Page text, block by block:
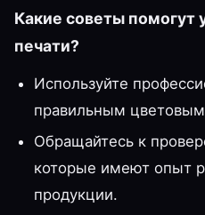
Какие советы помогут
печати?
Используйте
правильным
Обращайтесь к
которые имеют опыт
продукции.